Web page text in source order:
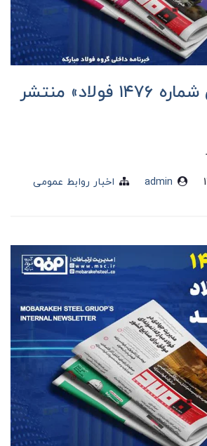
خبرنامه داخلی شماره ١۴٧۶ فولاد» منتشر
admin اخبار روابط عمومی